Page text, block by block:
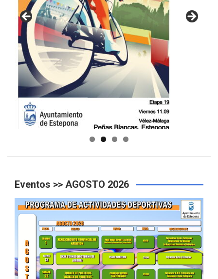
GUIA DE INSTALACIONES DEPORTIVAS
Eventos >> AGOSTO 2026